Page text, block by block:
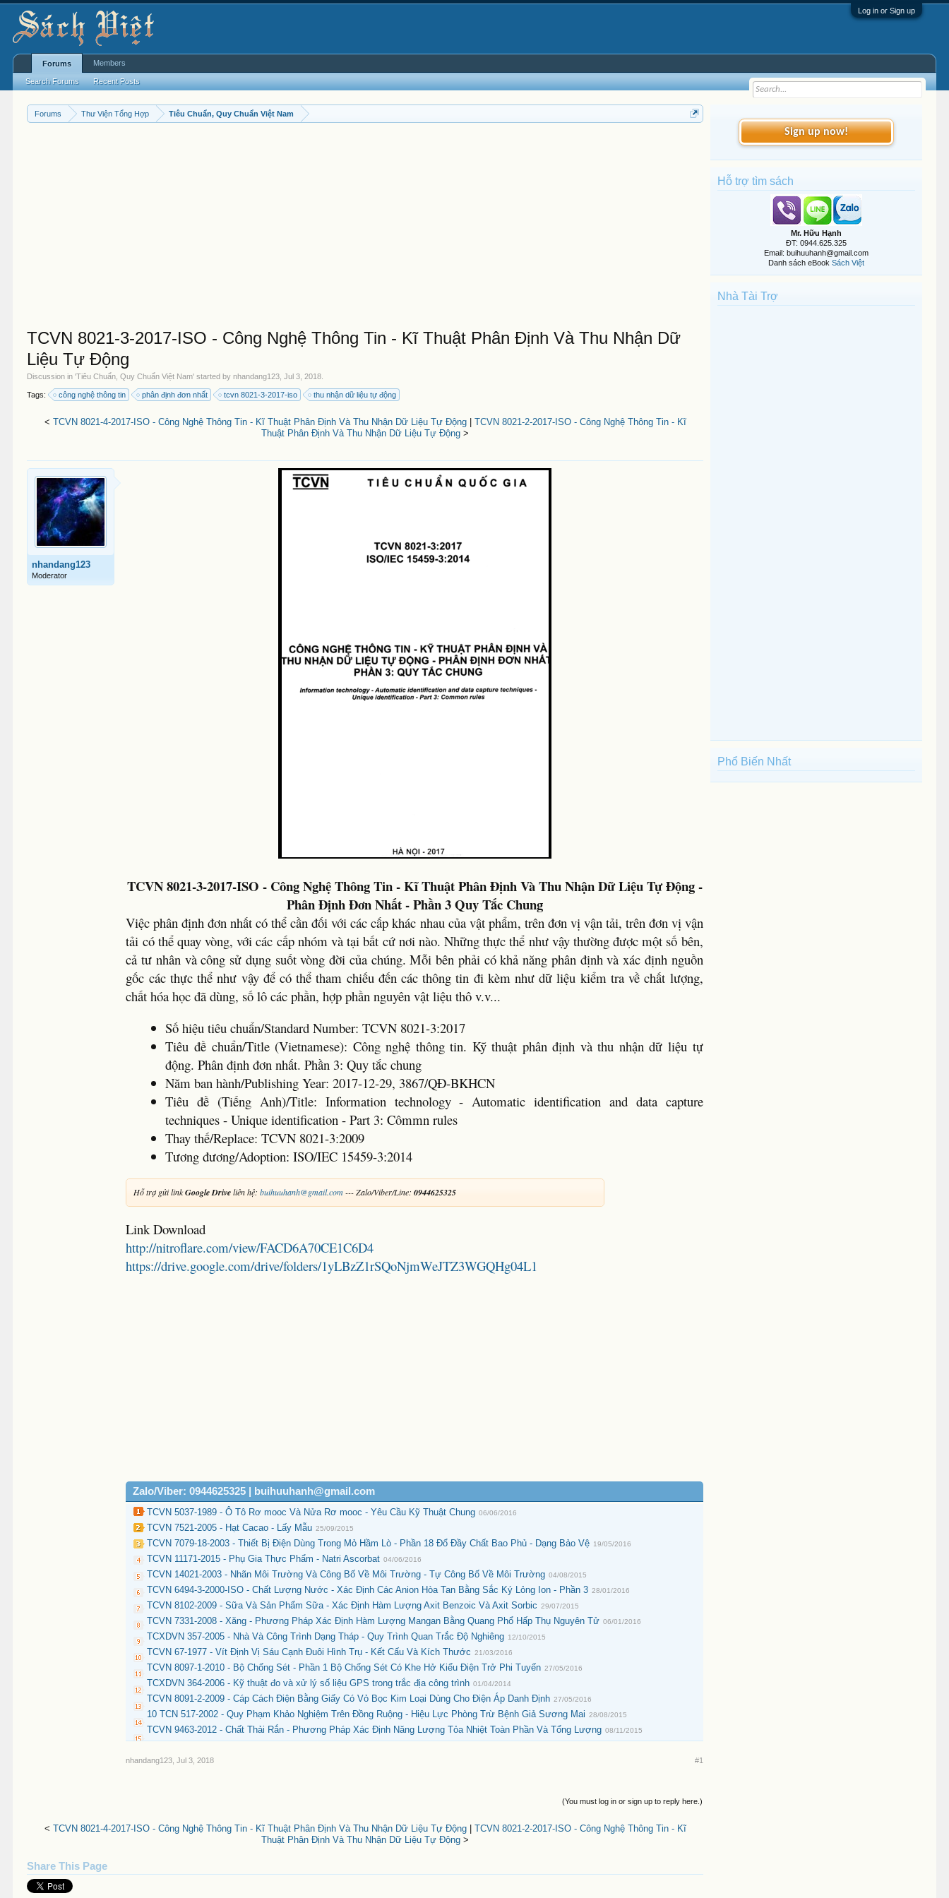
Log in or Sign up
Forums Thư Viện Tổng Hợp Tiêu Chuẩn, Quy Chuẩn Việt Nam
TCVN 8021-3-2017-ISO - Công Nghệ Thông Tin - Kĩ Thuật Phân Định Và Thu Nhận Dữ
Liệu Tự Động
Discussion in 'Tiêu Chuẩn, Quy Chuẩn Việt Nam' started bynhandang123 ,Jul 3, 2018
Tags: công nghệ thông tin phân định đơn nhất tcvn 8021-3-2017-iso thu nhận dữ liệu tự động
< TCVN 8021-4-2017-ISO - Công Nghệ Thông Tin - Kĩ Thuật Phân Định Và Thu Nhận Dữ Liệu Tự Động| TCVN 8021-2-2017-ISO - Công Nghệ Thông Tin - Kĩ
Thuật Phân Định Và Thu Nhận Dữ Liệu Tự Động >
nhandang123
Moderator
TCVN 8021-3-2017-ISO - Công Nghệ Thông Tin - Kĩ Thuật Phân Định Và Thu Nhận Dữ Liệu Tự Động -
Phân Định Đơn Nhất - Phần 3 Quy Tắc Chung
Việc phân định đơn nhất có thể cần đối với các cấp khác nhau của vật phẩm, trên đơn vị vận tải, trên đơn vị vận
tải có thể quay vòng, với các cấp nhóm và tại bất cứ nơi nào. Những thực thể như vậy thường được một số bên,
cả tư nhân và công sử dụng suốt vòng đời của chúng. Mỗi bên phải có khả năng phân định và xác định nguồn
gốc các thực thể như vậy để có thể tham chiếu đến các thông tin đi kèm như dữ liệu kiểm tra về chất lượng,
chất hóa học đã dùng, số lô các phần, hợp phần nguyên vật liệu thô v.v...
Số hiệu tiêu chuẩn/Standard Number: TCVN 8021-3:2017
Tiêu đề chuẩn/Title (Vietnamese): Công nghệ thông tin. Kỹ thuật phân định và thu nhận dữ liệu tự
động. Phân định đơn nhất. Phần 3: Quy tắc chung
Năm ban hành/Publishing Year: 2017-12-29, 3867/QĐ-BKHCN
Tiêu đề (Tiếng Anh)/Title: Information technology - Automatic identification and data capture
techniques - Unique identification - Part 3: Cômmn rules
Thay thế/Replace: TCVN 8021-3:2009
Tương đương/Adoption: ISO/IEC 15459-3:2014
Hỗ trợ gửi linkGoogle Driveliên hệ:buihuuhanh@gmail.com--- Zalo/Viber/Line:0944625325
Link Download
http://nitroflare.com/view/FACD6A70CE1C6D4
https://drive.google.com/drive/folders/1yLBzZ1rSQoNjmWeJTZ3WGQHg04L1
Zalo/Viber: 0944625325 | buihuuhanh@gmail.com
TCVN 5037-1989 - Ô Tô Rơ mooc Và Nửa Rơ mooc - Yêu Cầu Kỹ Thuật Chung 06/06/2016
TCVN 7521-2005 - Hạt Cacao - Lấy Mẫu 25/09/2015
TCVN 7079-18-2003 - Thiết Bị Điện Dùng Trong Mỏ Hầm Lò - Phần 18 Đổ Đầy Chất Bao Phủ - Dạng Bảo Vệ 19/05/2016
TCVN 11171-2015 - Phụ Gia Thực Phẩm - Natri Ascorbat 04/06/2016
TCVN 14021-2003 - Nhãn Môi Trường Và Công Bố Về Môi Trường - Tự Công Bố Về Môi Trường 04/08/2015
TCVN 6494-3-2000-ISO - Chất Lượng Nước - Xác Định Các Anion Hòa Tan Bằng Sắc Ký Lỏng Ion - Phần 3 28/01/2016
TCVN 8102-2009 - Sữa Và Sản Phẩm Sữa - Xác Định Hàm Lượng Axit Benzoic Và Axit Sorbic 29/07/2015
TCVN 7331-2008 - Xăng - Phương Pháp Xác Định Hàm Lượng Mangan Bằng Quang Phổ Hấp Thụ Nguyên Tử 06/01/2016
TCXDVN 357-2005 - Nhà Và Công Trình Dạng Tháp - Quy Trình Quan Trắc Độ Nghiêng 12/10/2015
TCVN 67-1977 - Vít Định Vị Sáu Cạnh Đuôi Hình Trụ - Kết Cấu Và Kích Thước 21/03/2016
TCVN 8097-1-2010 - Bộ Chống Sét - Phần 1 Bộ Chống Sét Có Khe Hở Kiểu Điện Trở Phi Tuyến 27/05/2016
TCXDVN 364-2006 - Kỹ thuật đo và xử lý số liệu GPS trong trắc địa công trình 01/04/2014
TCVN 8091-2-2009 - Cáp Cách Điện Bằng Giấy Có Vỏ Bọc Kim Loại Dùng Cho Điện Áp Danh Định 27/05/2016
10 TCN 517-2002 - Quy Phạm Khảo Nghiệm Trên Đồng Ruộng - Hiệu Lực Phòng Trừ Bệnh Giả Sương Mai 28/08/2015
TCVN 9463-2012 - Chất Thải Rắn - Phương Pháp Xác Định Năng Lượng Tỏa Nhiệt Toàn Phần Và Tổng Lượng 08/11/2015
nhandang123 Jul 3, 2018 #1
(You must log in or sign up to reply here.)
< TCVN 8021-4-2017-ISO - Công Nghệ Thông Tin - Kĩ Thuật Phân Định Và Thu Nhận Dữ Liệu Tự Động| TCVN 8021-2-2017-ISO - Công Nghệ Thông Tin - Kĩ
Thuật Phân Định Và Thu Nhận Dữ Liệu Tự Động >
Share This Page
Sign up now!
Hỗ trợ tìm sách
Mr. Hữu Hạnh
ĐT: 0944.625.325
Email: buihuuhanh@gmail.com
Danh sách eBook Sách Việt
Nhà Tài Trợ
Phổ Biến Nhất
Forums
Search Forums Recent Posts
Members